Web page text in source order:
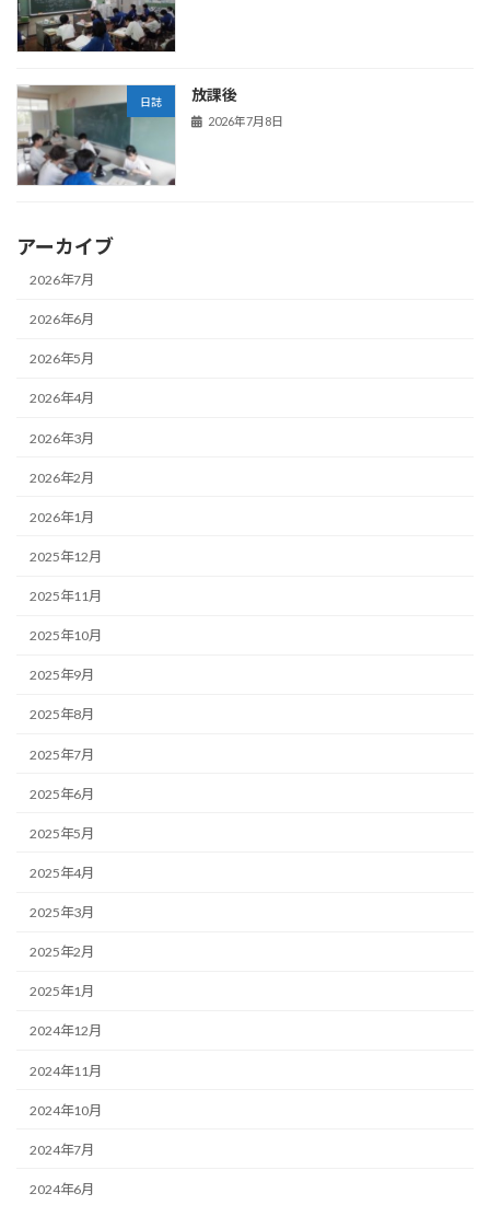
日誌 放課後
2026年7月8日
アーカイブ
2026年7月
2026年6月
2026年5月
2026年4月
2026年3月
2026年2月
2026年1月
2025年12月
2025年11月
2025年10月
2025年9月
2025年8月
2025年7月
2025年6月
2025年5月
2025年4月
2025年3月
2025年2月
2025年1月
2024年12月
2024年11月
2024年10月
2024年7月
2024年6月